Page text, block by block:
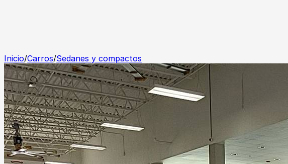
Inicio/Carros/Sedanes y compactos